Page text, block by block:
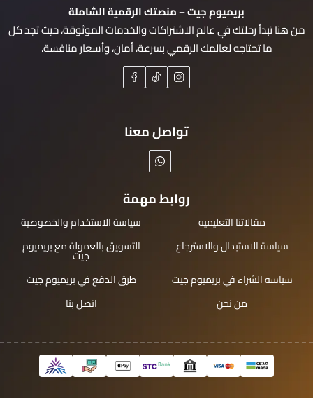
بريميوم جيت – منصتك الرقمية الشاملة
من هنا تبدأ رحلتك في عالم الاشتراكات والخدمات الموثوقة، حيث تجد كل
ما تحتاجه لعالمك الرقمي بسرعة، أمان، وأسعار منافسة.
تواصل معنا
روابط مهمة
مقالاتنا التعليميه
سياسة الاستخدام والخصوصية
سياسة الاستبدال والاسترجاع
التسويق بالعمولة مع بريميوم
جيت
سياسه الشراء في بريميوم جيت
طرق الدفع في بريميوم جيت
من نحن
اتصل بنا